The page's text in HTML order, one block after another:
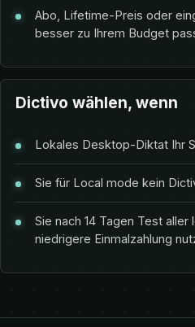
Abo, Lifetime-Preis oder
besser zu Ihrem Budget
Dictivo wählen, wenn
Lokales Desktop-Diktat Ihr
Sie für Local mode kein
Sie nach 14 Tagen Test
niedrigere Einmalzahlung